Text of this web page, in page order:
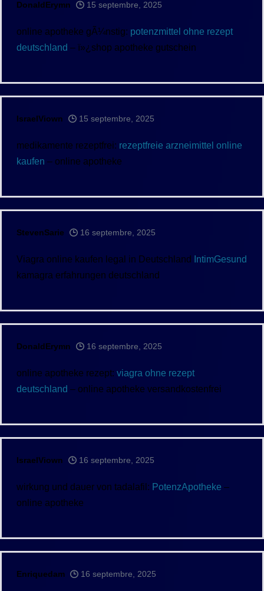
DonaldErymn 15 septembre, 2025
online apotheke gÃ¼nstig: potenzmittel ohne rezept
deutschland – ï»¿shop apotheke gutschein
IsraelViown 15 septembre, 2025
medikamente rezeptfrei: rezeptfreie arzneimittel online
kaufen – online apotheke
StevenSarie 16 septembre, 2025
Viagra online kaufen legal in Deutschland
IntimGesund
kamagra erfahrungen deutschland
DonaldErymn 16 septembre, 2025
online apotheke rezept: viagra ohne rezept
deutschland – online apotheke versandkostenfrei
IsraelViown 16 septembre, 2025
wirkung und dauer von tadalafil: PotenzApotheke –
online apotheke
Enriquedam 16 septembre, 2025